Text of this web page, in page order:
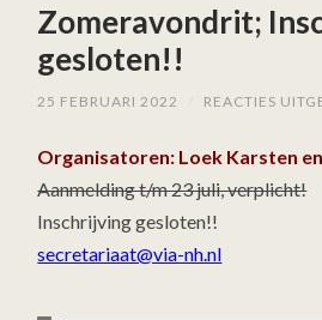
Zomeravondrit;
gesloten!!
25 FEBRUARI 2022 REACTIES
Organisatoren: Loek Karsten
Aanmelding t/m 23 juli, verplicht!
Inschrijving gesloten!!
secretariaat@via-nh.nl